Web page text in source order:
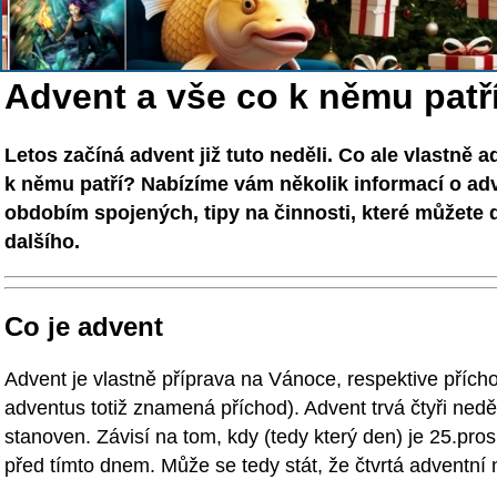
Advent a vše co k němu
Letos začíná advent již tuto neděli. Co ale vlastně
k němu patří? Nabízíme vám několik informací o
obdobím spojených, tipy na činnosti, které můžete
dalšího.
Co je advent
Advent je vlastně příprava na Vánoce, respektive
adventus totiž znamená příchod). Advent trvá čtyři
stanoven. Závisí na tom, kdy (tedy který den) je
před tímto dnem. Může se tedy stát, že čtvrtá